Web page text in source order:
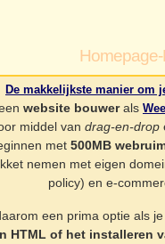
De makkelijkste manier om
website bouwerals
middel van drag-en-drop
met 500MB
nemen met eigen
policy) en e-
een prima optie als je
HTML of het installeren